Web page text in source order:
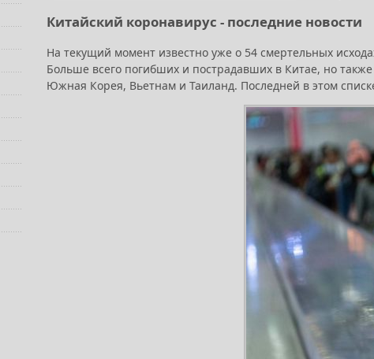
Китайский коронавирус - последние новости
На текущий момент известно уже о 54 смертельных
Больше всего погибших и пострадавших в Китае, но
Южная Корея, Вьетнам и Таиланд. Последней в этом